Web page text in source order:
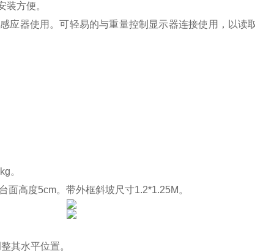
装方便。
应器使用。可轻易的与重量控制显示器连接使用，以读
。
高度5cm。带外框斜坡尺寸1.2*1.25M。
其水平位置。